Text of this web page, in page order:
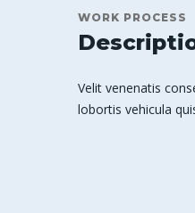
WORK PROCESS
Velit venenatis
lobortis vehicula